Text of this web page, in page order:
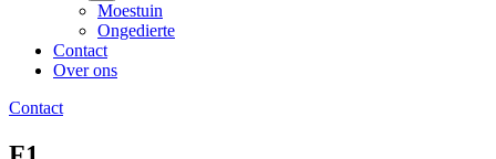
Moestuin
Ongedierte
Contact
Over ons
Contact